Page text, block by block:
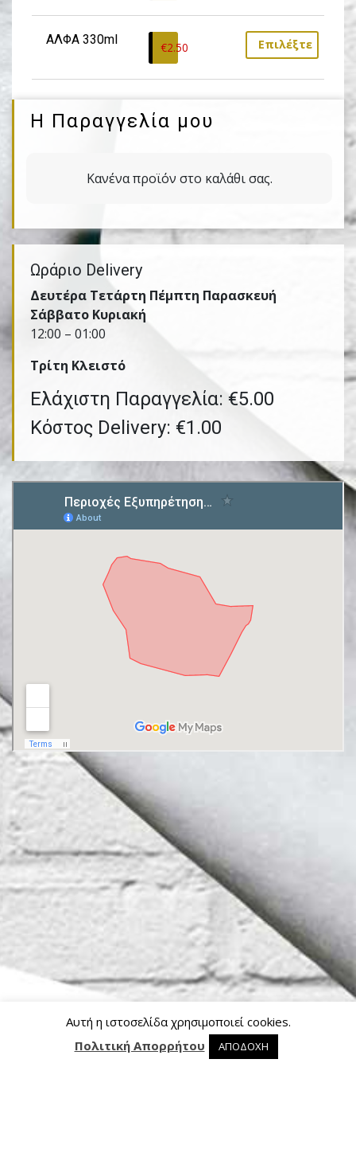
0 0 προϊόντα στο καλάθι
ΑΛΦΑ 330ml
€2.50 Επιλέξτε
Η Παραγγελία μου
Κανένα προϊόν στο καλάθι σας.
Ωράριο Delivery
Δευτέρα Τετάρτη Πέμπτη Παρασκευή
Σάββατο Κυριακή
12:00 – 01:00
Τρίτη Kλειστό
Ελάχιστη Παραγγελία: €5.00
Κόστος Delivery: €1.00
Αυτή η ιστοσελίδα χρησιμοποιεί cookies.
Πολιτική Απορρήτου
ΑΠΟΔΟΧΗ